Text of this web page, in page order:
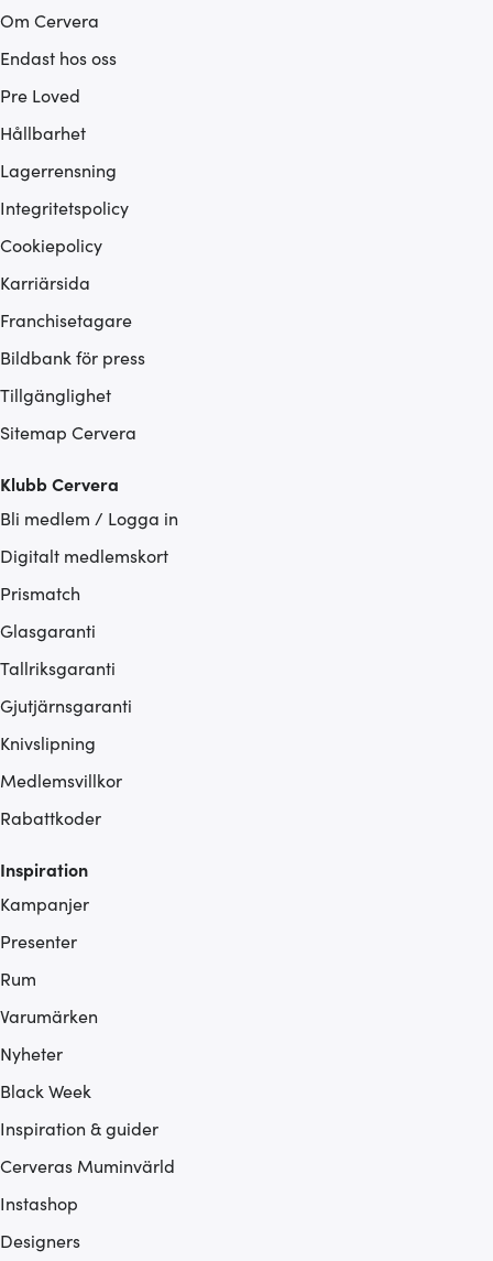
Om Cervera
Endast hos oss
Pre Loved
Hållbarhet
Lagerrensning
Integritetspolicy
Cookiepolicy
Karriärsida
Franchisetagare
Bildbank för press
Tillgänglighet
Sitemap Cervera
Klubb Cervera
Bli medlem / Logga in
Digitalt medlemskort
Prismatch
Glasgaranti
Tallriksgaranti
Gjutjärnsgaranti
Knivslipning
Medlemsvillkor
Rabattkoder
Inspiration
Kampanjer
Presenter
Rum
Varumärken
Nyheter
Black Week
Inspiration & guider
Cerveras Muminvärld
Instashop
Designers